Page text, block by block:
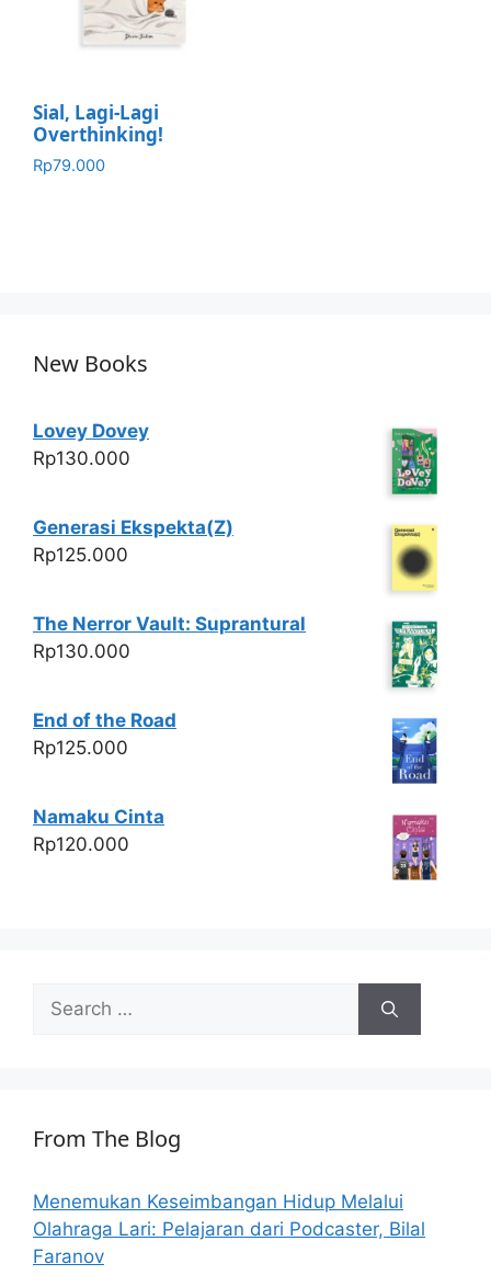
Sial, Lagi-Lagi
Overthinking!
Rp79.000
New Books
Lovey Dovey
Rp130.000
Generasi Ekspekta(Z)
Rp125.000
The Nerror Vault: Suprantural
Rp130.000
End of the Road
Rp125.000
Namaku Cinta
Rp120.000
Search
for:
From The Blog
Menemukan Keseimbangan Hidup Melalui
Olahraga Lari: Pelajaran dari Podcaster, Bilal
Faranov